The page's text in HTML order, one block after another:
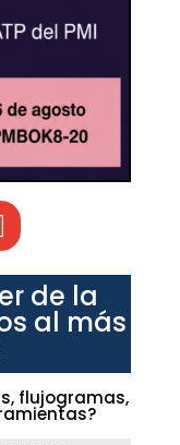
de la
al más
flujogramas,